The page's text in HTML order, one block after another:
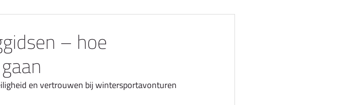
– hoe
en vertrouwen bij wintersportavonturen